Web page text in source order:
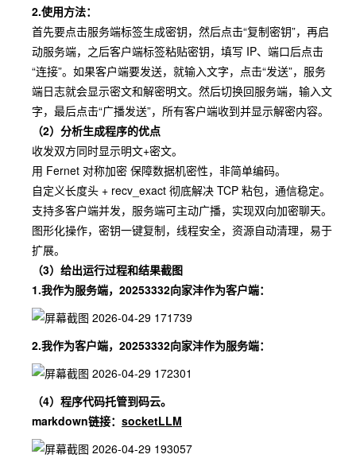
2.使用方法：
首先要点击服务端标签生成密钥，然后点击“复制密钥”，再启
动服务端，之后客户端标签粘贴密钥，填写 IP、端口后点击
“连接”。如果客户端要发送，就输入文字，点击“发送”，服务
端日志就会显示密文和解密明文。然后切换回服务端，输入文
字，最后点击“广播发送”，所有客户端收到并显示解密内容。
（2）分析生成程序的优点
收发双方同时显示明文+密文。
用 Fernet 对称加密 保障数据机密性，非简单编码。
自定义长度头 + recv_exact 彻底解决 TCP 粘包，通信稳定。
支持多客户端并发，服务端可主动广播，实现双向加密聊天。
图形化操作，密钥一键复制，线程安全，资源自动清理，易于
扩展。
（3）给出运行过程和结果截图
1.我作为服务端，20253332向家沣作为客户端：
2.我作为客户端，20253332向家沣作为服务端：
（4）程序代码托管到码云。
markdown链接： socketLLM